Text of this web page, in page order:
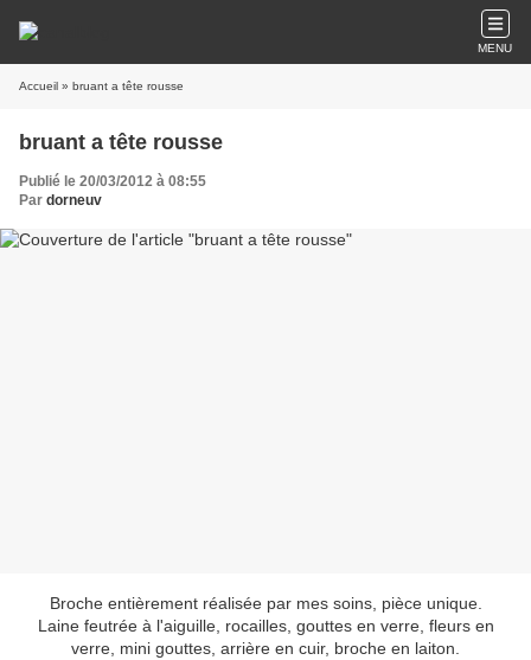
MENU
Accueil » bruant a tête rousse
bruant a tête rousse
Publié le 20/03/2012 à 08:55
Par dorneuv
Broche entièrement réalisée par mes soins, pièce unique.
Laine feutrée à l'aiguille, rocailles, gouttes en verre, fleurs en
verre, mini gouttes, arrière en cuir, broche en laiton.